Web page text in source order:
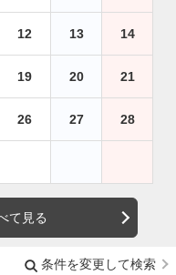
12 13 14
19 20 21
26 27 28
て見る
条件を変更して検索